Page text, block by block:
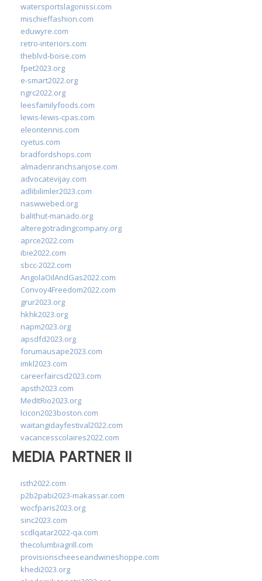
watersportslagonissi.com
mischieffashion.com
eduwyre.com
retro-interiors.com
theblvd-boise.com
fpet2023.org
e-smart2022.org
ngrc2022.org
leesfamilyfoods.com
lewis-lewis-cpas.com
eleontennis.com
cyetus.com
bradfordshops.com
almadenranchsanjose.com
advocatevijay.com
adlibilimler2023.com
naswwebed.org
balithut-manado.org
alteregotradingcompany.org
aprce2022.com
ibie2022.com
sbcc-2022.com
AngolaOilAndGas2022.com
Convoy4Freedom2022.com
grur2023.org
hkhk2023.org
napm2023.org
apsdfd2023.org
forumausape2023.com
imkl2023.com
careerfaircsd2023.com
apsth2023.com
MedItRio2023.org
lcicon2023boston.com
waitangidayfestival2022.com
vacancesscolaires2022.com
MEDIA PARTNER II
isth2022.com
p2b2pabi2023-makassar.com
wocfparis2023.org
sinc2023.com
scdlqatar2022-qa.com
thecolumbiagrill.com
provisionscheeseandwineshoppe.com
khedi2023.org